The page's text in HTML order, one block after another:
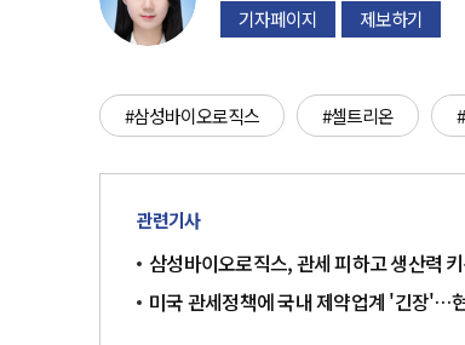
기자페이지 제보하기
#삼성바이오로직스 #셀트리온
관련기사
삼성바이오로직스, 관세 피하고 생산력
미국 관세정책에 국내 제약업계 '긴장'…